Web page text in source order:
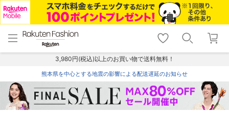
menu home
トップ
shopping_cart lock_outline
ログイン
3,980円(税込)以上のお買い物で送料無料！
熊本県を中心とする地震の影響による配送遅延のお知らせ